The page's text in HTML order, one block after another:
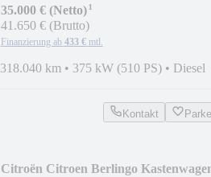
35.000 € (Netto)¹
41.650 € (Brutto)
Finanzierung ab 433 € mtl.
318.040 km • 375 kW (510 PS) • Diesel
Kontakt
Citroën Citroen Berlingo